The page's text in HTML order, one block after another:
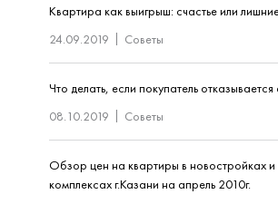
Квартира как выигрыш: счастье или
24.09.2019
Советы
Что делать, если покупатель отказывается
08.10.2019
Советы
Обзор цен на квартиры в новостройках
комплексах г.Казани на апрель 2010г.